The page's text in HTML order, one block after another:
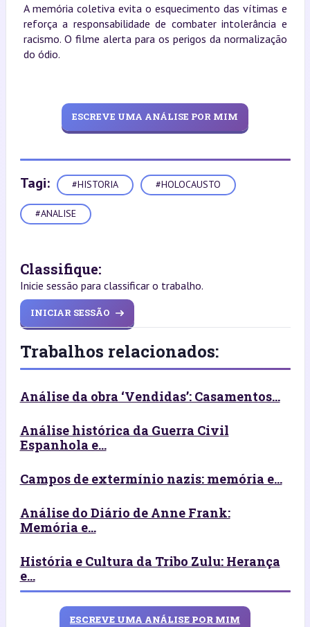
A memória coletiva evita o esquecimento das vítimas e
reforça a responsabilidade de combater intolerância e
racismo. O filme alerta para os perigos da normalização
do ódio.
ESCREVE UMA ANÁLISE POR MIM
Tagi: #HISTORIA #HOLOCAUSTO
#ANALISE
Classifique:
Inicie sessão para classificar o trabalho.
INICIAR SESSÃO
Trabalhos relacionados:
Análise da obra ‘Vendidas’: Casamentos...
Análise histórica da Guerra Civil
Espanhola e...
Campos de extermínio nazis: memória e...
Análise do Diário de Anne Frank:
Memória e...
História e Cultura da Tribo Zulu: Herança
e...
ESCREVE UMA ANÁLISE POR MIM